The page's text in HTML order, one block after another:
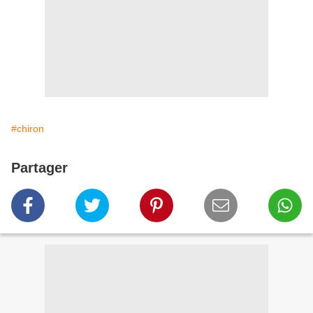
#chiron
Partager